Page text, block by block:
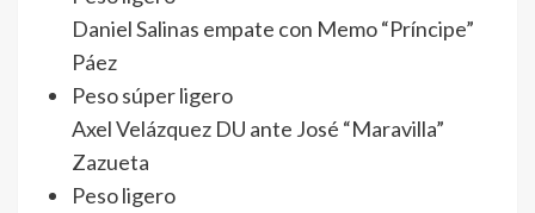
Daniel Salinas empate con Memo “Príncipe”
Páez
Peso súper ligero
Axel Velázquez DU ante José “Maravilla”
Zazueta
Peso ligero